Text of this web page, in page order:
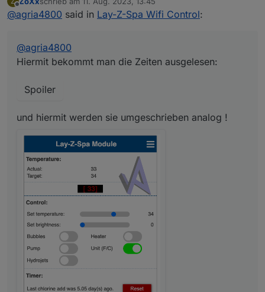
Spoiler
Offline zuletzt editiert von
@agria4800 said in Lay-Z-Spa Wifi Control:
@agria4800
Hiermit bekommt man die Zeiten ausgelesen:
Spoiler
und hiermit werden sie umgeschrieben analog !